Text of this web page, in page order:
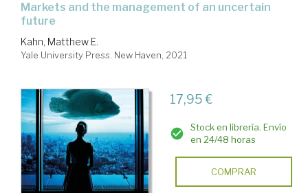
markets and the management of an uncertain
future
Kahn, Matthew E.
Yale University Press. New Haven, 2021
17,95 €
Stock en librería. Envío
en 24/48 horas
COMPRAR